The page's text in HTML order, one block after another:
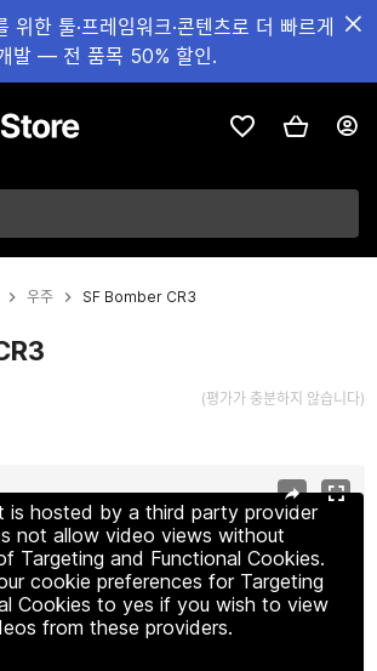
위한 툴·프레임워크·콘텐츠로 더 빠르게
발 — 전 품목 50% 할인.
우주 SF Bomber CR3
(평가가 충분하지 않습니다)
is hosted by a third party provider
not allow video views without
Targeting and Functional Cookies.
cookie preferences for Targeting
Cookies to yes if you wish to view
from these providers.